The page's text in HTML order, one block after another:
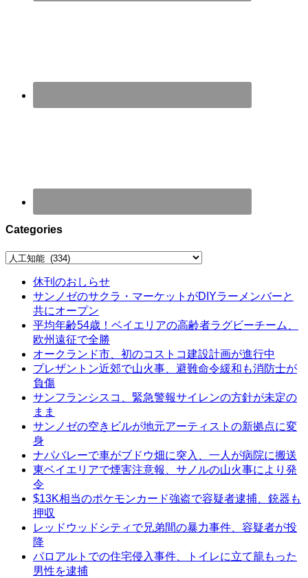
Categories
Categories
休刊のおしらせ
サンノゼのサクラ・マーケットがDIYラーメンバーと
共にオープン
平均年齢54歳！ベイエリアの高齢者ラグビーチーム、
欧州遠征で全勝
オークランド市、初のコストコ建設計画が進行中
プレザントン近郊で山火事、避難命令緩和も消防士が
負傷
サンフランシスコ、緊急警報サイレンの方針が未定の
まま
サンノゼの空きビルが地元アーティストの新拠点に変
身
ナパバレーで車がブドウ畑に突入、一人が病院に搬送
東ベイエリアで煙害注意報、サノルの山火事により発
令
$13K相当のポケモンカード強盗で容疑者逮捕、銃器も
押収
レッドウッドシティで兄弟間の暴力事件、容疑者が投
降
パロアルトでの住宅侵入事件、トイレに立て籠もった
男性を逮捕